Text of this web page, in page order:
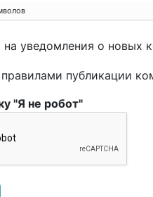
на уведомления о новых
правилами публикации
"Я не робот"